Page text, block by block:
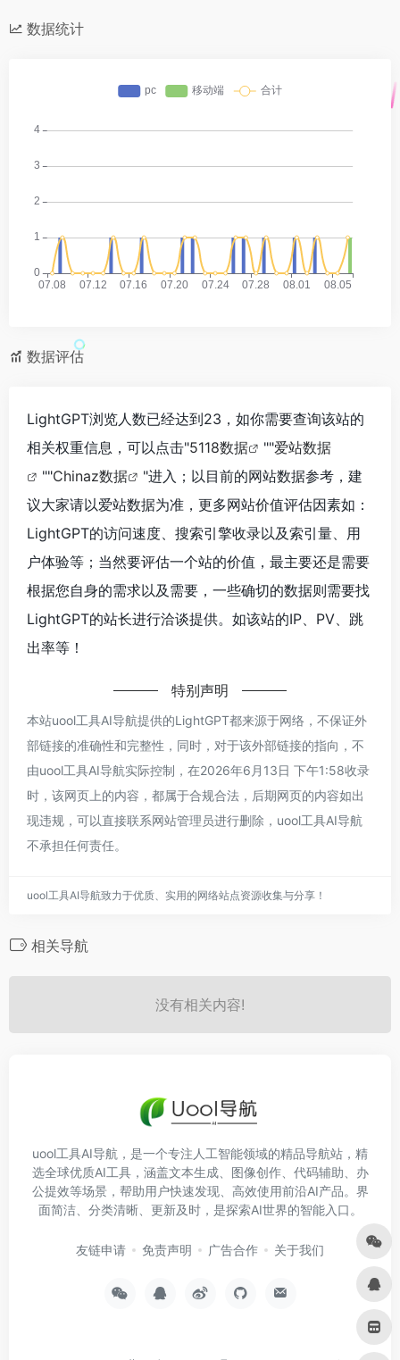
数据统计
数据评估
LightGPT浏览人数已经达到23，如你需要查询该站的
相关权重信息，可以点击"5118数据 ""爱站数据
""Chinaz数据
"进入；以目前的网站数据参考，建
议大家请以爱站数据为准，更多网站价值评估因素如：
LightGPT的访问速度、搜索引擎收录以及索引量、用
户体验等；当然要评估一个站的价值，最主要还是需要
根据您自身的需求以及需要，一些确切的数据则需要找
LightGPT的站长进行洽谈提供。如该站的IP、PV、跳
出率等！
特别声明
本站uool工具AI导航提供的LightGPT都来源于网络，不保证外
部链接的准确性和完整性，同时，对于该外部链接的指向，不
由uool工具AI导航实际控制，在2026年6月13日 下午1:58收录
时，该网页上的内容，都属于合规合法，后期网页的内容如出
现违规，可以直接联系网站管理员进行删除，uool工具AI导航
不承担任何责任。
uool工具AI导航致力于优质、实用的网络站点资源收集与分享！
相关导航
没有相关内容!
uool工具AI导航，是一个专注人工智能领域的精品导航站，精
选全球优质AI工具，涵盖文本生成、图像创作、代码辅助、办
公提效等场景，帮助用户快速发现、高效使用前沿AI产品。界
面简洁、分类清晰、更新及时，是探索AI世界的智能入口。
友链申请 免责声明 广告合作 关于我们